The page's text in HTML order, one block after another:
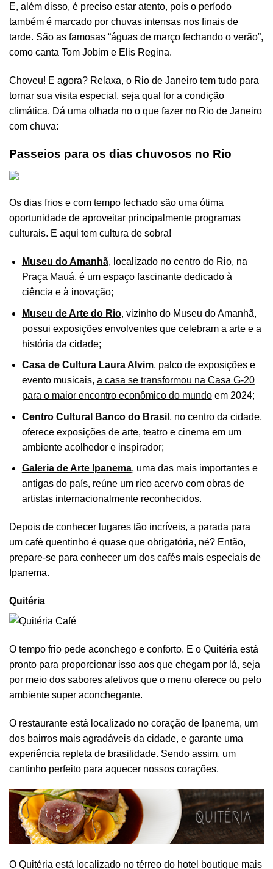
E, além disso, é preciso estar atento, pois o período
também é marcado por chuvas intensas nos finais de
tarde. São as famosas “águas de março fechando o verão”,
como canta Tom Jobim e Elis Regina.
Choveu! E agora? Relaxa, o Rio de Janeiro tem tudo para
tornar sua visita especial, seja qual for a condição
climática. Dá uma olhada no o que fazer no Rio de Janeiro
com chuva:
Passeios para os dias chuvosos no Rio
Os dias frios e com tempo fechado são uma ótima
oportunidade de aproveitar principalmente programas
culturais. E aqui tem cultura de sobra!
Museu do Amanhã, localizado no centro do Rio, na
Praça Mauá, é um espaço fascinante dedicado à
ciência e à inovação;
Museu de Arte do Rio, vizinho do Museu do Amanhã,
possui exposições envolventes que celebram a arte e a
história da cidade;
Casa de Cultura Laura Alvim, palco de exposições e
evento musicais, a casa se transformou na Casa G-20
para o maior encontro econômico do mundoem 2024;
Centro Cultural Banco do Brasil , no centro da cidade,
oferece exposições de arte, teatro e cinema em um
ambiente acolhedor e inspirador;
Galeria de Arte Ipanema, uma das mais importantes e
antigas do país, reúne um rico acervo com obras de
artistas internacionalmente reconhecidos.
Depois de conhecer lugares tão incríveis, a parada para
um café quentinho é quase que obrigatória, né? Então,
prepare-se para conhecer um dos cafés mais especiais de
Ipanema.
Quitéria
O tempo frio pede aconchego e conforto. E o Quitéria está
pronto para proporcionar isso aos que chegam por lá, seja
por meio dos sabores afetivos que o menu oferece ou pelo
ambiente super aconchegante.
O restaurante está localizado no coração de Ipanema, um
dos bairros mais agradáveis da cidade, e garante uma
experiência repleta de brasilidade. Sendo assim, um
cantinho perfeito para aquecer nossos corações.
O Quitéria está localizado no térreo do hotel boutique mais